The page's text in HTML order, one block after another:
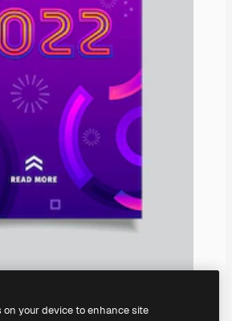
your device to enhance site